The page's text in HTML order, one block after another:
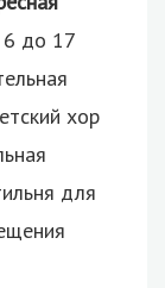
6 до 17
хор
для